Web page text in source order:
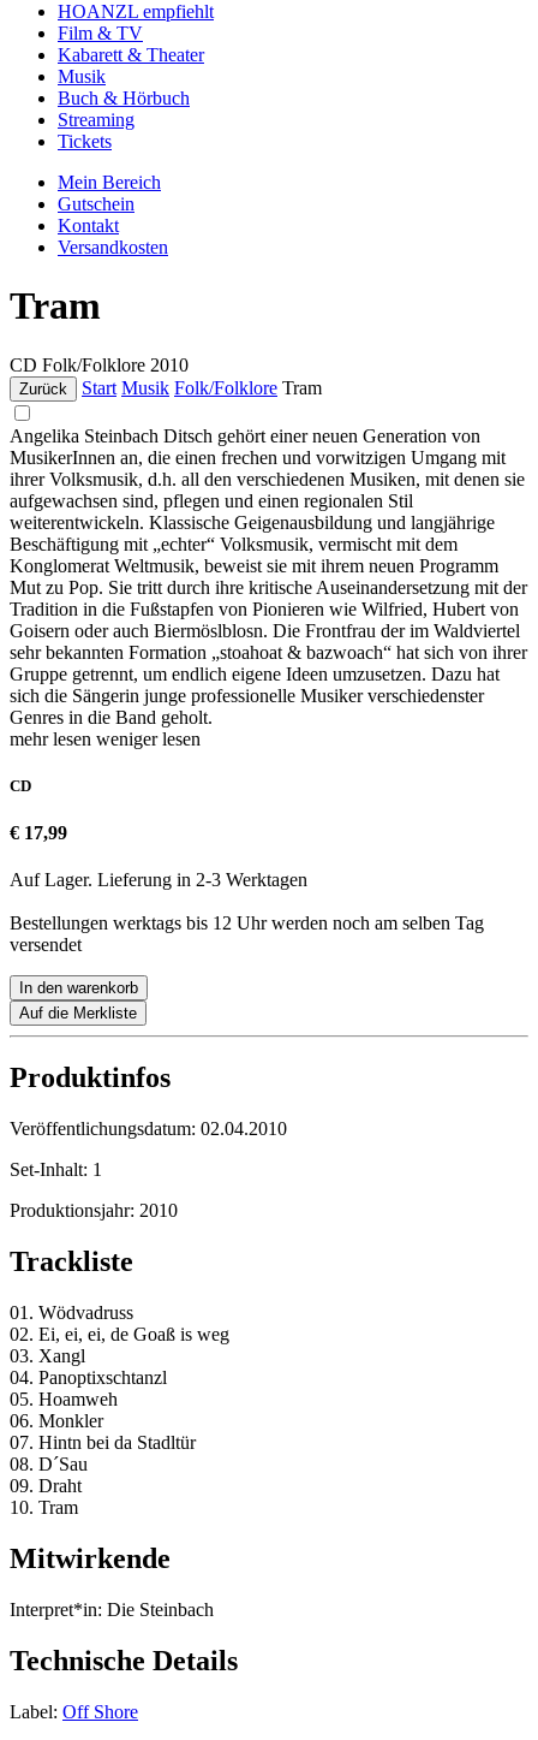
HOANZL empfiehlt
Film & TV
Kabarett & Theater
Musik
Buch & Hörbuch
Streaming
Tickets
Mein Bereich
Gutschein
Kontakt
Versandkosten
Tram
CD Folk/Folklore 2010
Zurück Start Musik Folk/Folklore Tram
Angelika Steinbach Ditsch gehört einer neuen Generation von
MusikerInnen an, die einen frechen und vorwitzigen Umgang mit
ihrer Volksmusik, d.h. all den verschiedenen Musiken, mit denen sie
aufgewachsen sind, pflegen und einen regionalen Stil
weiterentwickeln. Klassische Geigenausbildung und langjährige
Beschäftigung mit „echter“ Volksmusik, vermischt mit dem
Konglomerat Weltmusik, beweist sie mit ihrem neuen Programm
Mut zu Pop. Sie tritt durch ihre kritische Auseinandersetzung mit der
Tradition in die Fußstapfen von Pionieren wie Wilfried, Hubert von
Goisern oder auch Biermöslblosn. Die Frontfrau der im Waldviertel
sehr bekannten Formation „stoahoat & bazwoach“ hat sich von ihrer
Gruppe getrennt, um endlich eigene Ideen umzusetzen. Dazu hat
sich die Sängerin junge professionelle Musiker verschiedenster
Genres in die Band geholt.
mehr lesen weniger lesen
CD
€ 17,99
Auf Lager. Lieferung in 2-3 Werktagen
Bestellungen werktags bis 12 Uhr werden noch am selben Tag
versendet
In den warenkorb
Auf die Merkliste
Produktinfos
Veröffentlichungsdatum: 02.04.2010
Set-Inhalt: 1
Produktionsjahr: 2010
Trackliste
01. Wödvadruss
02. Ei, ei, ei, de Goaß is weg
03. Xangl
04. Panoptixschtanzl
05. Hoamweh
06. Monkler
07. Hintn bei da Stadltür
08. D´Sau
09. Draht
10. Tram
Mitwirkende
Interpret*in: Die Steinbach
Technische Details
Label: Off Shore